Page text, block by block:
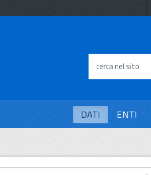
cerca nel sito
DATI ENTI